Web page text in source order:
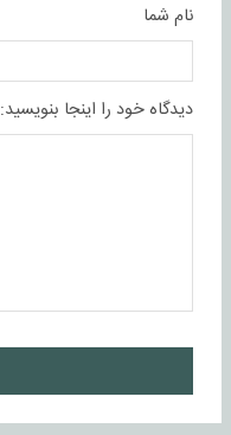
نام شما
دیدگاه خود را اینجا بنویسید: